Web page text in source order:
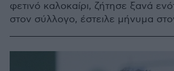
φετινό καλοκαίρι, ζήτησε ξανά
στον σύλλογο, έστειλε μήνυμα